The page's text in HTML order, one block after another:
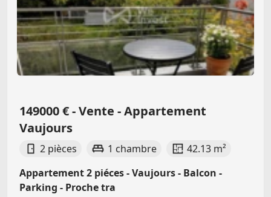
149000 € - Vente - Appartement
Vaujours
2 pièces 1 chambre
42.13 m²
Appartement 2 piéces - Vaujours - Balcon -
Parking - Proche tra